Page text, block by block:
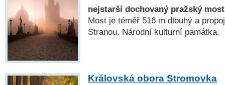
nejstarší dochovaný pražský
Most je téměř 516 m dlouhý a
Stranou. Národní kulturní památka.
Královská obora Stromovka